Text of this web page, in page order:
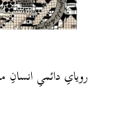
رویایِ دائمیِ انسانِ